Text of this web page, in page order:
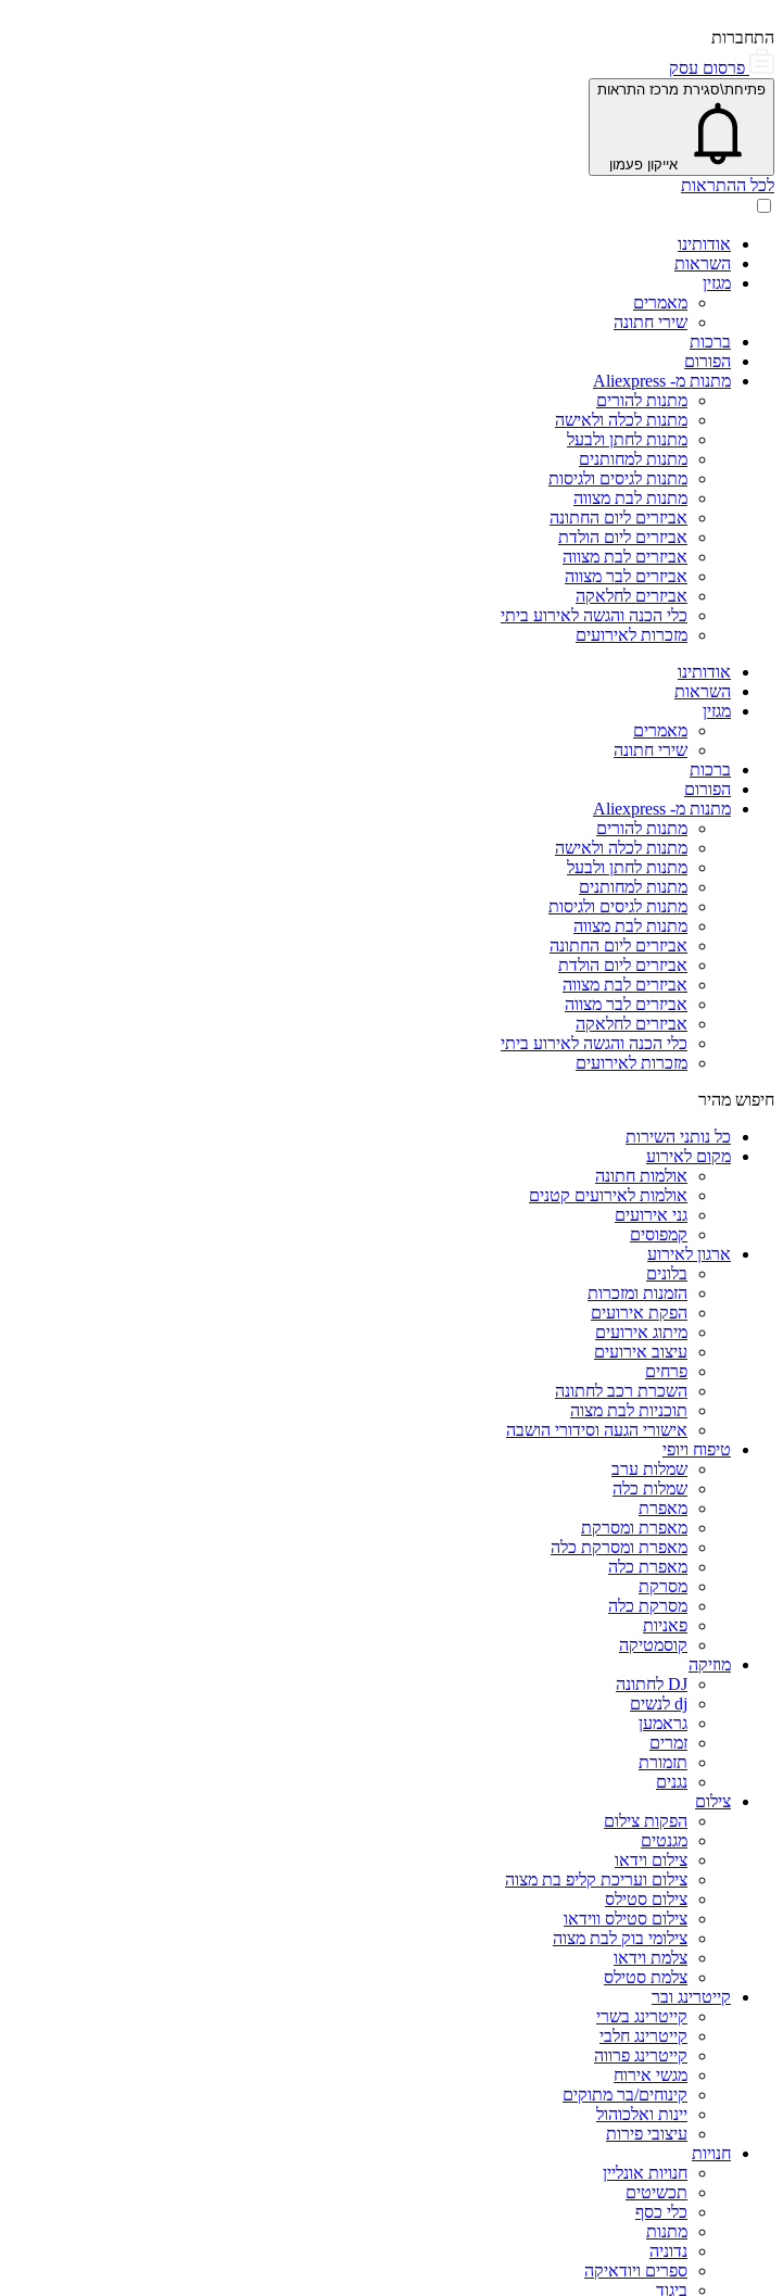
התחברות
פרסום עסק
פתיחת\סגירת מרכז התראות
אייקון פעמון
לכל ההתראות
אודותינו
השראות
מגזין
מאמרים
שירי חתונה
ברכות
הפורום
מתנות מ- Aliexpress
מתנות להורים
מתנות לכלה ולאישה
מתנות לחתן ולבעל
מתנות למחותנים
מתנות לגיסים ולגיסות
מתנות לבת מצווה
אביזרים ליום החתונה
אביזרים ליום הולדת
אביזרים לבת מצווה
אביזרים לבר מצווה
אביזרים לחלאקה
כלי הכנה והגשה לאירוע ביתי
מזכרות לאירועים
אודותינו
השראות
מגזין
מאמרים
שירי חתונה
ברכות
הפורום
מתנות מ- Aliexpress
מתנות להורים
מתנות לכלה ולאישה
מתנות לחתן ולבעל
מתנות למחותנים
מתנות לגיסים ולגיסות
מתנות לבת מצווה
אביזרים ליום החתונה
אביזרים ליום הולדת
אביזרים לבת מצווה
אביזרים לבר מצווה
אביזרים לחלאקה
כלי הכנה והגשה לאירוע ביתי
מזכרות לאירועים
חיפוש מהיר
כל נותני השירות
מקום לאירוע
אולמות חתונה
אולמות לאירועים קטנים
גני אירועים
קמפוסים
ארגון לאירוע
בלונים
הזמנות ומזכרות
הפקת אירועים
מיתוג אירועים
עיצוב אירועים
פרחים
השכרת רכב לחתונה
תוכניות לבת מצוה
אישורי הגעה וסידורי הושבה
טיפוח ויופי
שמלות ערב
שמלות כלה
מאפרת
מאפרת ומסרקת
מאפרת ומסרקת כלה
מאפרת כלה
מסרקת
מסרקת כלה
פאניות
קוסמטיקה
מוזיקה
DJ לחתונה
dj לנשים
גראמען
זמרים
תזמורת
נגנים
צילום
הפקות צילום
מגנטים
צילום וידאו
צילום ועריכת קליפ בת מצוה
צילום סטילס
צילום סטילס ווידאו
צילומי בוק לבת מצוה
צלמת וידאו
צלמת סטילס
קייטרינג ובר
קייטרינג בשרי
קייטרינג חלבי
קייטרינג פרווה
מגשי אירוח
קינוחים/בר מתוקים
יינות ואלכוהול
עיצובי פירות
חנויות
חנויות אונליין
תכשיטים
כלי כסף
מתנות
נדוניה
ספרים ויודאיקה
ביגוד